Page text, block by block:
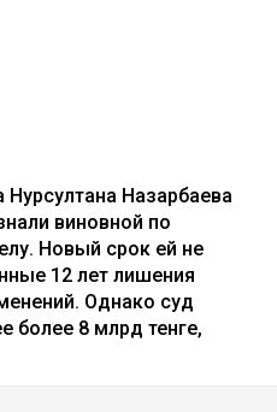
Назарбаева
виновной по
Новый срок ей не
12 лет лишения
Однако суд
более 8 млрд тенге,